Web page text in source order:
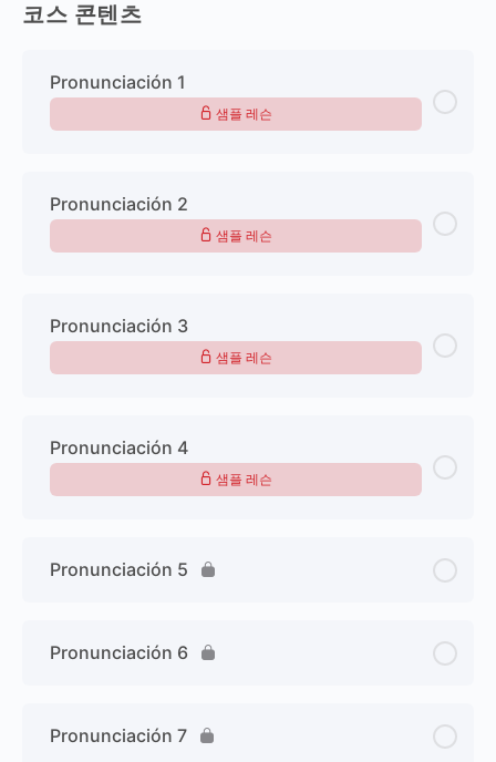
코스 콘텐츠
Pronunciación 1
샘플 레슨
Pronunciación 2
샘플 레슨
Pronunciación 3
샘플 레슨
Pronunciación 4
샘플 레슨
Pronunciación 5
Pronunciación 6
Pronunciación 7